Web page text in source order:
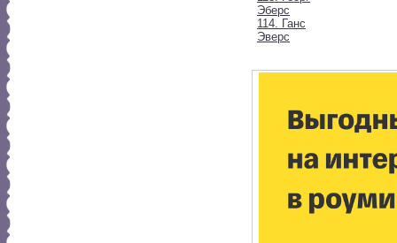
Эберс
114. Ганс
Эверс